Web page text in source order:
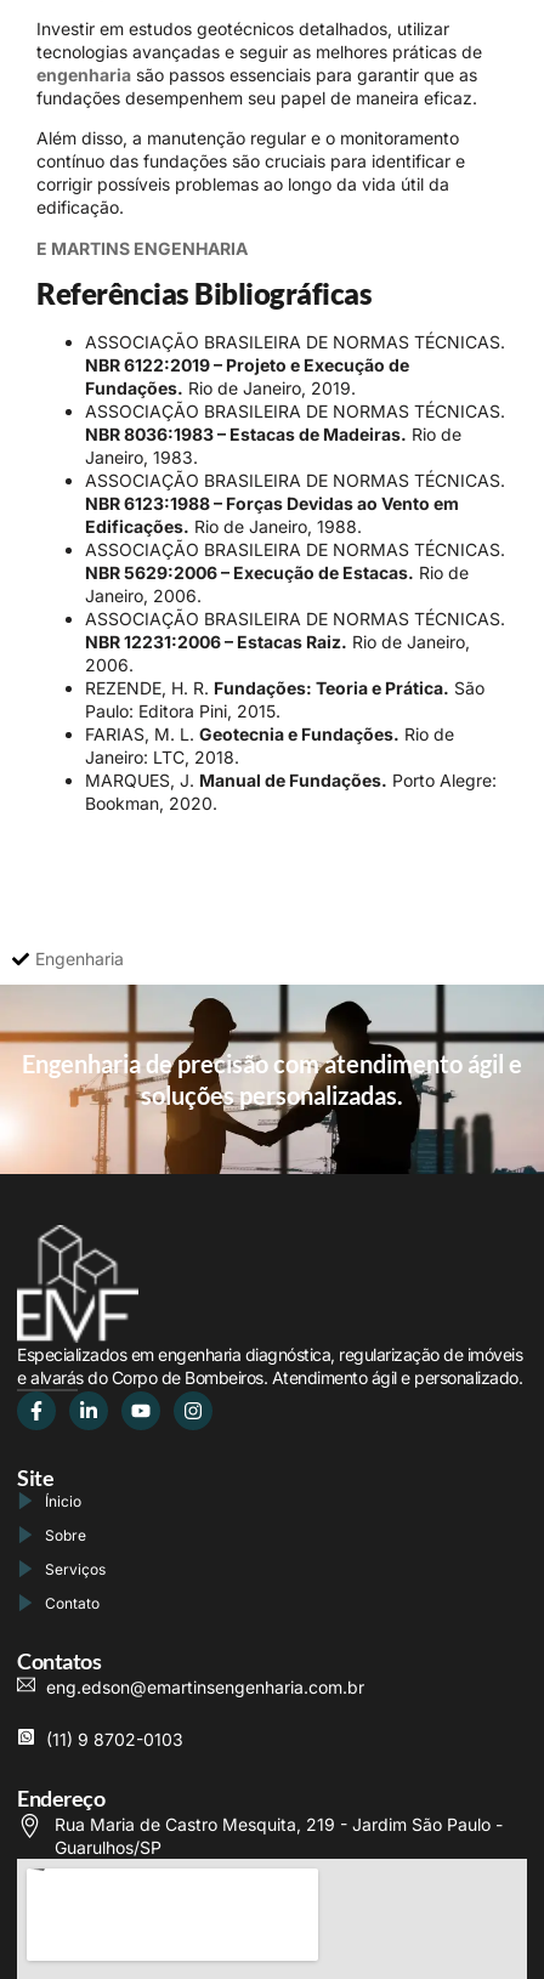
Investir em estudos geotécnicos detalhados, utilizar
tecnologias avançadas e seguir as melhores práticas de
engenharia são passos essenciais para garantir que as
fundações desempenhem seu papel de maneira eficaz.
Além disso, a manutenção regular e o monitoramento
contínuo das fundações são cruciais para identificar e
corrigir possíveis problemas ao longo da vida útil da
edificação.
E MARTINS ENGENHARIA
Referências Bibliográficas
ASSOCIAÇÃO BRASILEIRA DE NORMAS TÉCNICAS.
NBR 6122:2019 – Projeto e Execução de
Fundações. Rio de Janeiro, 2019.
ASSOCIAÇÃO BRASILEIRA DE NORMAS TÉCNICAS.
NBR 8036:1983 – Estacas de Madeiras. Rio de
Janeiro, 1983.
ASSOCIAÇÃO BRASILEIRA DE NORMAS TÉCNICAS.
NBR 6123:1988 – Forças Devidas ao Vento em
Edificações. Rio de Janeiro, 1988.
ASSOCIAÇÃO BRASILEIRA DE NORMAS TÉCNICAS.
NBR 5629:2006 – Execução de Estacas. Rio de
Janeiro, 2006.
ASSOCIAÇÃO BRASILEIRA DE NORMAS TÉCNICAS.
NBR 12231:2006 – Estacas Raiz. Rio de Janeiro,
2006.
REZENDE, H. R. Fundações: Teoria e Prática. São
Paulo: Editora Pini, 2015.
FARIAS, M. L. Geotecnia e Fundações. Rio de
Janeiro: LTC, 2018.
MARQUES, J. Manual de Fundações. Porto Alegre:
Bookman, 2020.
Engenharia
Engenharia de precisão com atendimento ágil e
soluções personalizadas.
Especializados em engenharia diagnóstica, regularização de imóveis
e alvarás do Corpo de Bombeiros. Atendimento ágil e personalizado.
Site
Ínicio
Sobre
Serviços
Contato
Contatos
eng.edson@emartinsengenharia.com.br
(11) 9 8702-0103
Endereço
Rua Maria de Castro Mesquita, 219 - Jardim São Paulo -
Guarulhos/SP